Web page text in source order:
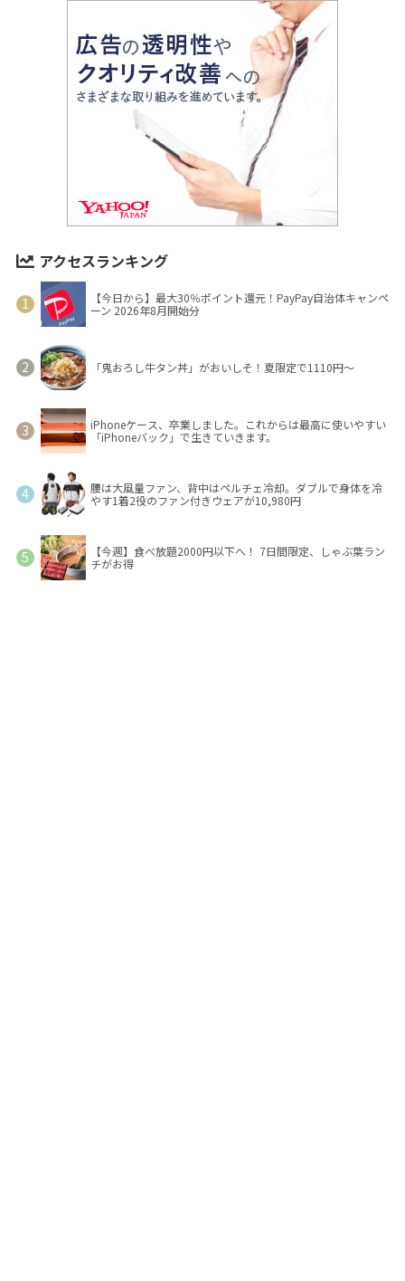
アクセスランキング
【今日から】最大30％ポイント還元！PayPay自治体キャンペ
ーン 2026年8月開始分
「鬼おろし牛タン丼」がおいしそ！夏限定で1110円～
iPhoneケース、卒業しました。これからは最高に使いやすい
「iPhoneバック」で生きていきます。
腰は大風量ファン、背中はペルチェ冷却。ダブルで身体を冷
やす1着2役のファン付きウェアが10,980円
【今週】食べ放題2000円以下へ！ 7日間限定、しゃぶ葉ラン
チがお得